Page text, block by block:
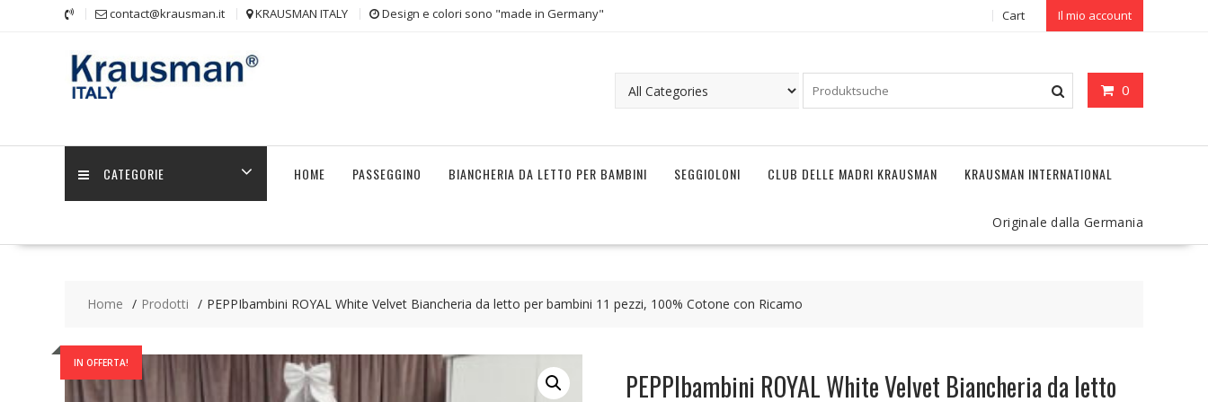
contact@krausman.it KRAUSMAN ITALY Design e colori sono "made in Germany" Cart Il mio account
0
CATEGORIE HOME PASSEGGINO BIANCHERIA DA LETTO PER BAMBINI SEGGIOLONI CLUB DELLE MADRI KRAUSMAN KRAUSMAN INTERNATIONAL
Originale dalla Germania
Home Prodotti PEPPIbambini ROYAL White Velvet Biancheria da letto per bambini 11 pezzi, 100% Cotone con Ricamo
IN OFFERTA!
PEPPIbambini ROYAL White Velvet Biancheria da letto